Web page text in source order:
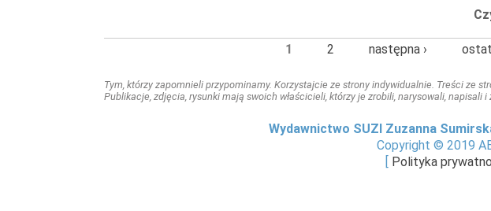
1 2 następna ›
Tym, którzy zapomnieli przypominamy. Korzystajcie ze strony indywidualnie. Treści ze
Publikacje, zdjęcia, rysunki mają swoich właścicieli, którzy je zrobili, narysowali,
Wydawnictwo SUZI Zuzanna
Copyright © 2019
[ Polityka